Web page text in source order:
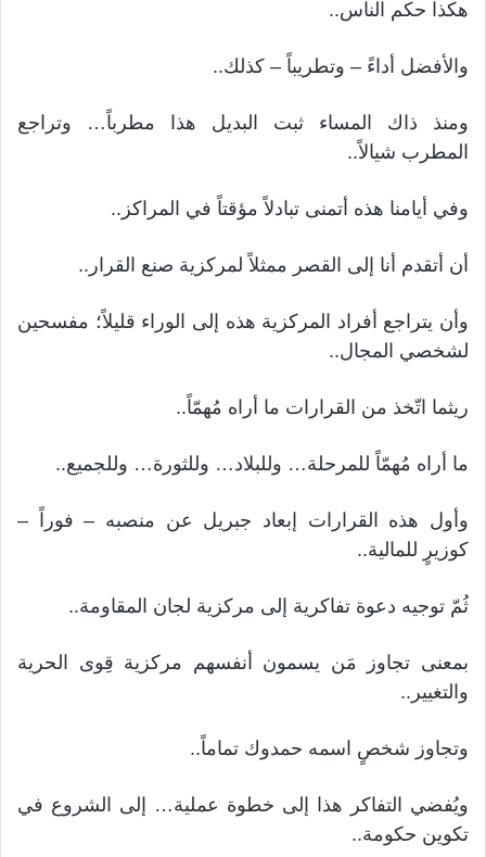
هكذا حكم الناس..
والأفضل أداءً – وتطريباً – كذلك..
ومنذ ذاك المساء ثبت البديل هذا مطرباً… وتراجع
المطرب شيالاً..
وفي أيامنا هذه أتمنى تبادلاً مؤقتاً في المراكز..
أن أتقدم أنا إلى القصر ممثلاً لمركزية صنع القرار..
وأن يتراجع أفراد المركزية هذه إلى الوراء قليلاً؛ مفسحين
لشخصي المجال..
ريثما اتّخذ من القرارات ما أراه مُهمّاً..
ما أراه مُهمّاً للمرحلة… وللبلاد… وللثورة… وللجميع..
وأول هذه القرارات إبعاد جبريل عن منصبه – فوراً –
كوزيرٍ للمالية..
ثُمّ توجيه دعوة تفاكرية إلى مركزية لجان المقاومة..
بمعنى تجاوز مَن يسمون أنفسهم مركزية قِوى الحرية
والتغيير..
وتجاوز شخصٍ اسمه حمدوك تماماً..
ويُفضي التفاكر هذا إلى خطوة عملية… إلى الشروع في
تكوين حكومة..